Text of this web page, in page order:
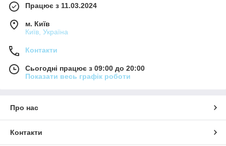
Працює з 11.03.2024
м. Київ
Київ, Україна
Контакти
Сьогодні працює з 09:00 до 20:00
Показати весь графік роботи
Про нас
Контакти